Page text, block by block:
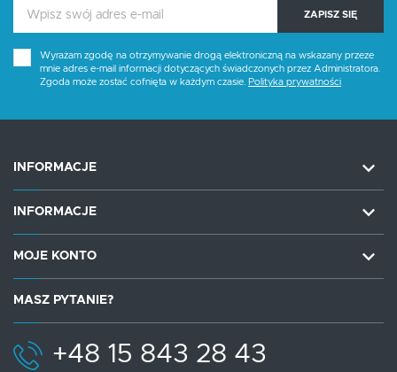
ZAPISZ SIĘ
Wyrażam zgodę na otrzymywanie drogą elektroniczną na wskazany przeze
mnie adres e-mail informacji dotyczących świadczonych przez Administratora.
Zgoda może zostać cofnięta w każdym czasie. Polityka prywatności
INFORMACJE
INFORMACJE
MOJE KONTO
MASZ PYTANIE?
+48 15 843 28 43